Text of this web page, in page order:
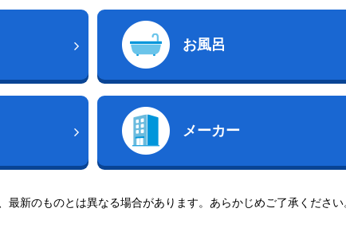
お風呂
メーカー
新のものとは異なる場合があります。あらかじめご了承ください